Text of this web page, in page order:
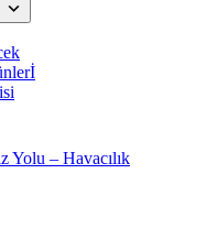
Yolu – Havacılık